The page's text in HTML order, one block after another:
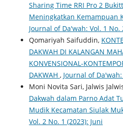
Sharing Time RRI Pro 2
Meningkatkan Kemampuan
Journal of Da'wah: Vol. 1 No.
Qomariyah Saifuddin,
DAKWAH DI KALANGAN
KONVENSIONAL-
DAKWAH , Journal of
Moni Novita Sari, Jalwis
Dakwah dalam Parno Adat
Mudik Kecamatan Siulak
Vol. 2 No. 1 (2023): Juni